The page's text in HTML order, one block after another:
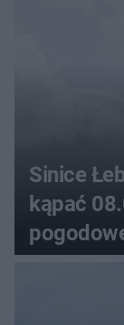
Sinice
kąpać